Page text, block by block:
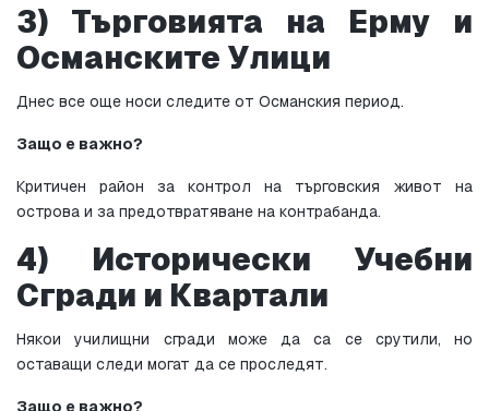
3) Търговията на Ерму и
Османските Улици
Днес все още носи следите от Османския период.
Защо е важно?
Критичен район за контрол на търговския живот на
острова и за предотвратяване на контрабанда.
4) Исторически Учебни
Сгради и Квартали
Някои училищни сгради може да са се срутили, но
оставащи следи могат да се проследят.
Защо е важно?